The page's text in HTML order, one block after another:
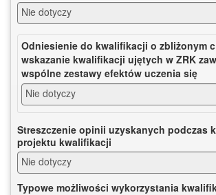
Nie dotyczy
Odniesienie do kwalifikacji o zbliżonym
wskazanie kwalifikacji ujętych w ZRK
wspólne zestawy efektów uczenia się
Nie dotyczy
Streszczenie opinii uzyskanych podczas
projektu kwalifikacji
Nie dotyczy
Typowe możliwości wykorzystania